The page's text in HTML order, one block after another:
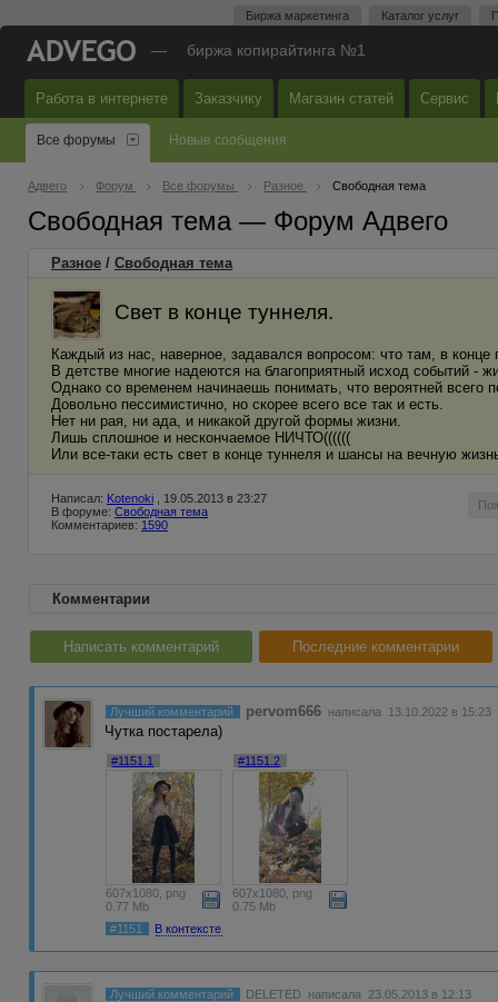
Биржа маркетинга Каталог услуг
— биржа копирайтинга №1
Работа в интернете Заказчику Магазин статей Сервис
Все форумы Новые сообщения
Адвего Форум Все форумы Разное Свободная тема
Свободная тема — Форум Адвего
Разное / Свободная тема
Свет в конце туннеля.
Каждый из нас, наверное, задавался вопросом: что там, в конце
В детстве многие надеются на благоприятный исход событий -
Однако со временем начинаешь понимать, что вероятней всего
Довольно пессимистично, но скорее всего все так и есть.
Нет ни рая, ни ада, и никакой другой формы жизни.
Лишь сплошное и нескончаемое НИЧТО((((((
Или все-таки есть свет в конце туннеля и шансы на вечную
Написал: Kotenoki , 19.05.2013 в 23:27
В форуме: Свободная тема
Комментариев: 1590
Комментарии
Написать комментарий Последние комментарии
Лучший комментарий pervom666 написала 13.10.2022 в 15:23
Чутка постарела)
#1151.1
607x1080, png
0.77 Mb
#1151.2
607x1080, png
0.75 Mb
#1151
В контексте
Лучший комментарий DELETED написала 23.05.2013 в 12:13